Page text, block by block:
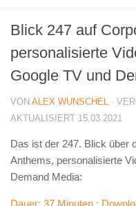
Blick 247 auf
personalisierte
Google TV und
VON ALEX WUNSCHEL ·
AKTUALISIERT 15.03.2021
Das ist der 247. Blick über
Anthems, personalisierte
Demand Media:
Dauer: 37 Minuten :